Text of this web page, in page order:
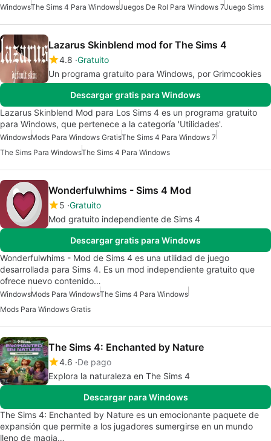
WindowsThe Sims 4 Para WindowsJuegos De Rol Para Windows 7Juego Sims
Lazarus Skinblend mod for The Sims 4
4.8 Gratuito
Un programa gratuito para Windows, por Grimcookies
Descargar gratis para Windows
Lazarus Skinblend Mod para Los Sims 4 es un programa gratuito
para Windows, que pertenece a la categoría 'Utilidades'.
WindowsMods Para Windows GratisThe Sims 4 Para Windows 7
The Sims Para WindowsThe Sims 4 Para Windows
Wonderfulwhims - Sims 4 Mod
5 Gratuito
Mod gratuito independiente de Sims 4
Descargar gratis para Windows
Wonderfulwhims - Mod de Sims 4 es una utilidad de juego
desarrollada para Sims 4. Es un mod independiente gratuito que
ofrece nuevo contenido…
WindowsMods Para WindowsThe Sims 4 Para Windows
Mods Para Windows Gratis
The Sims 4: Enchanted by Nature
4.6 De pago
Explora la naturaleza en The Sims 4
Descargar para Windows
The Sims 4: Enchanted by Nature es un emocionante paquete de
expansión que permite a los jugadores sumergirse en un mundo
lleno de magia…